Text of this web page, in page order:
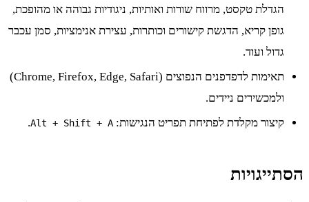
הגדלת טקסט, מרווח שורות ואותיות, ניגודיות גבוהה או מהופכת,
גופן קריא, הדגשת קישורים וכותרות, עצירת אנימציות, סמן עכבר
גדול ועוד.
תאימות לדפדפנים הנפוצים (Chrome, Firefox, Edge, Safari)
ולמכשירים ניידים.
קיצור מקלדת לפתיחת תפריט הנגישות: Alt + Shift + A
.
הסתייגויות